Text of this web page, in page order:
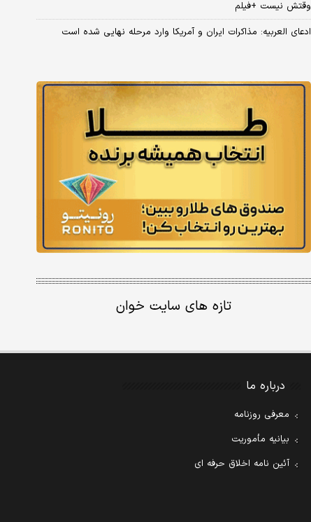
وقتش نیست +فیلم
ادعای العربیه: مذاکرات ایران و آمریکا وارد مرحله نهایی شده است
تازه های سایت خوان
درباره ما
معرفی روزنامه
بیانیه مأموریت
آئین نامه اخلاق حرفه ای